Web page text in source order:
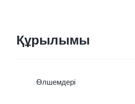
Құрылымы
Өлшемдері